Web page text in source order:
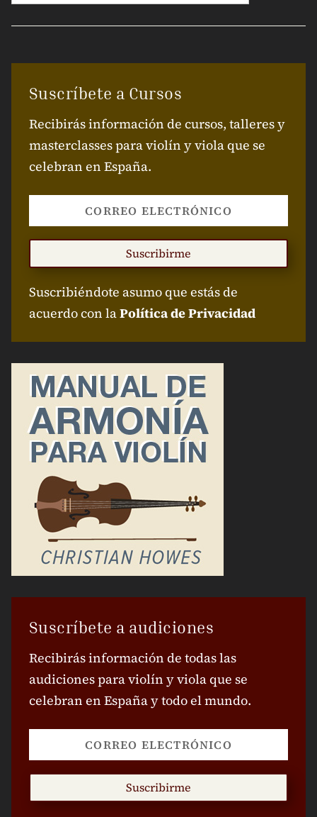
Suscríbete a Cursos
Recibirás información de cursos, talleres y
masterclasses para violín y viola que se
celebran en España.
Suscribirme
Suscribiéndote asumo que estás de
acuerdo con laPolítica de Privacidad
Suscríbete a audiciones
Recibirás información de todas las
audiciones para violín y viola que se
celebran en España y todo el mundo.
Suscribirme